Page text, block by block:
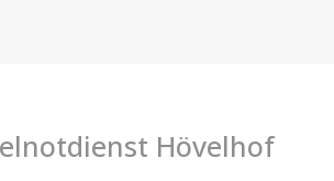
Hövelhof